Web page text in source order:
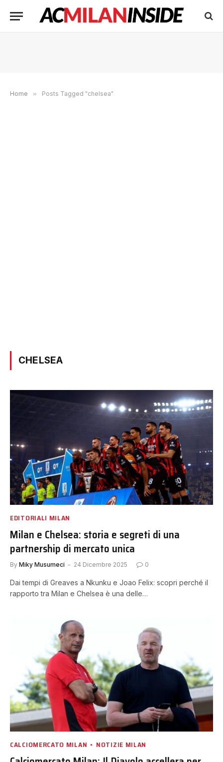
Home » Posts Tagged "chelsea"
CHELSEA
EDITORIALI MILAN
Milan e Chelsea: storia e segreti di una
partnership di mercato unica
By Miky Musumeci 24 Dicembre 2025 0
Dai tempi di Greaves a Nkunku e Joao Felix: scopri perché il
rapporto tra Milan e Chelsea è una delle…
CALCIOMERCATO MILAN NOTIZIE MILAN